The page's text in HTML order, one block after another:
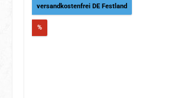
versandkostenfrei DE Festland
%Rabatt